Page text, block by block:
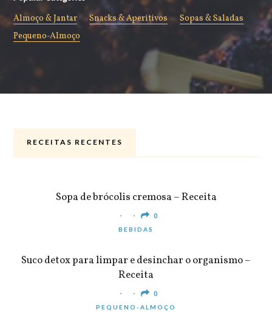
Almoço & Jantar Snacks & Aperitivos
Sopas & Saladas
Pequeno-Almoço
RECEITAS RECENTES
Sopa de brócolis cremosa – Receita
0
BEBIDAS
Suco detox para limpar e desinchar o organismo –
Receita
0
PEQUENO-ALMOÇO